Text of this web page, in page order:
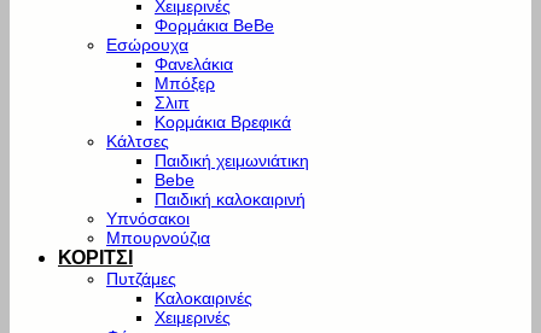
Χειμερινές
Φορμάκια BeBe
Εσώρουχα
Φανελάκια
Μπόξερ
Σλιπ
Κορμάκια Βρεφικά
Κάλτσες
Παιδική χειμωνιάτικη
Bebe
Παιδική καλοκαιρινή
Υπνόσακοι
Μπουρνούζια
ΚΟΡΙΤΣΙ
Πυτζάμες
Καλοκαιρινές
Χειμερινές